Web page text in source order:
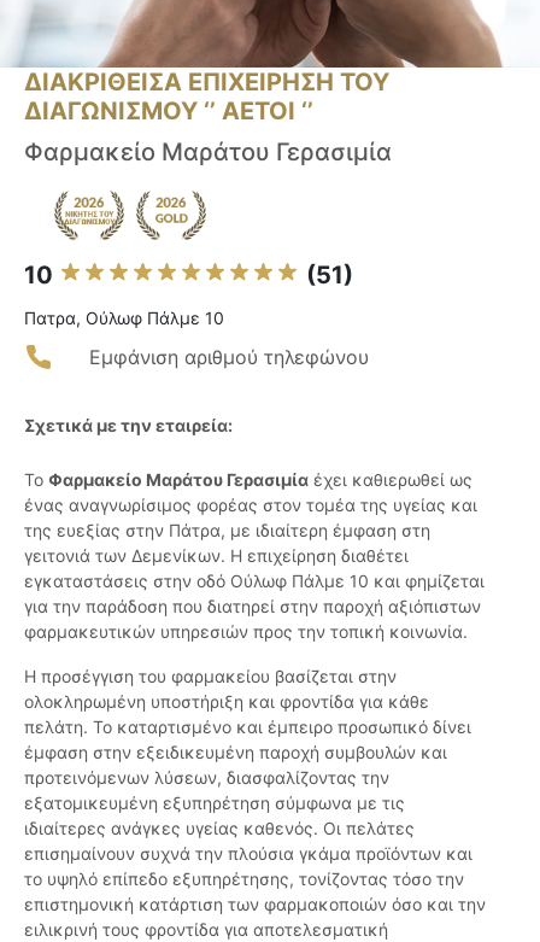
ΔΙΑΚΡΙΘΕΙΣΑ ΕΠΙΧΕΙΡΗΣΗ ΤΟΥ
ΔΙΑΓΩΝΙΣΜΟΥ ‘’ ΑΕΤΟΙ ‘’
Φαρμακείο Μαράτου Γερασιμία
10 (51)
Πατρα, Ούλωφ Πάλμε 10
Εμφάνιση αριθμού τηλεφώνου
Σχετικά με την εταιρεία:
Το Φαρμακείο Μαράτου Γερασιμία έχει καθιερωθεί ως
ένας αναγνωρίσιμος φορέας στον τομέα της υγείας και
της ευεξίας στην Πάτρα, με ιδιαίτερη έμφαση στη
γειτονιά των Δεμενίκων. Η επιχείρηση διαθέτει
εγκαταστάσεις στην οδό Ούλωφ Πάλμε 10 και φημίζεται
για την παράδοση που διατηρεί στην παροχή αξιόπιστων
φαρμακευτικών υπηρεσιών προς την τοπική κοινωνία.
Η προσέγγιση του φαρμακείου βασίζεται στην
ολοκληρωμένη υποστήριξη και φροντίδα για κάθε
πελάτη. Το καταρτισμένο και έμπειρο προσωπικό δίνει
έμφαση στην εξειδικευμένη παροχή συμβουλών και
προτεινόμενων λύσεων, διασφαλίζοντας την
εξατομικευμένη εξυπηρέτηση σύμφωνα με τις
ιδιαίτερες ανάγκες υγείας καθενός. Οι πελάτες
επισημαίνουν συχνά την πλούσια γκάμα προϊόντων και
το υψηλό επίπεδο εξυπηρέτησης, τονίζοντας τόσο την
επιστημονική κατάρτιση των φαρμακοποιών όσο και την
ειλικρινή τους φροντίδα για αποτελεσματική